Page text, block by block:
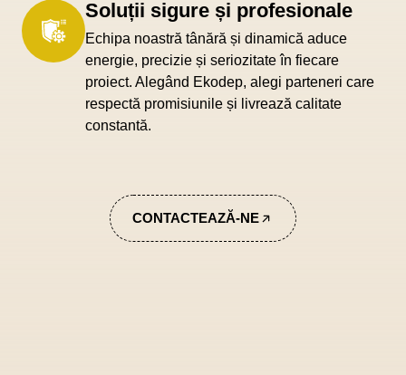
Soluții sigure și profesionale
Echipa noastră tânără și dinamică aduce
energie, precizie și seriozitate în fiecare
proiect. Alegând Ekodep, alegi parteneri care
respectă promisiunile și livrează calitate
constantă.
CONTACTEAZĂ-NE